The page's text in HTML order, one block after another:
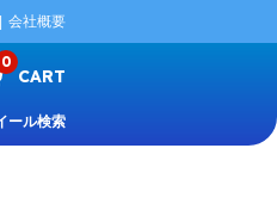
会社概要
0
CART
ール検索